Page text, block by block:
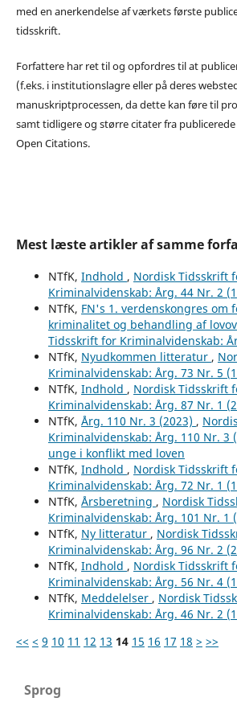
med en anerkendelse af værkets første
tidsskrift.
Forfattere har ret til og opfordres til at
(f.eks. i institutionslagre eller på deres
manuskriptprocessen, da dette kan føre til
samt tidligere og større citater fra
Open Citations.
Mest læste artikler af samme
NTfK, Indhold , Nordisk Tidsskrift
Kriminalvidenskab: Årg. 44 Nr. 2
NTfK, FN's 1. verdenskongres om
kriminalitet og behandling af
Tidsskrift for Kriminalvidenskab:
NTfK, Nyudkommen litteratur ,
Kriminalvidenskab: Årg. 73 Nr. 5
NTfK, Indhold , Nordisk Tidsskrift
Kriminalvidenskab: Årg. 87 Nr. 1
NTfK, Årg. 110 Nr. 3 (2023) ,
Kriminalvidenskab: Årg. 110 Nr. 3
unge i konflikt med loven
NTfK, Indhold , Nordisk Tidsskrift
Kriminalvidenskab: Årg. 72 Nr. 1
NTfK, Årsberetning , Nordisk
Kriminalvidenskab: Årg. 101 Nr. 1
NTfK, Ny litteratur , Nordisk
Kriminalvidenskab: Årg. 96 Nr. 2
NTfK, Indhold , Nordisk Tidsskrift
Kriminalvidenskab: Årg. 56 Nr. 4
NTfK, Meddelelser , Nordisk
Kriminalvidenskab: Årg. 46 Nr. 2
<< < 9 10 11 12 13 14 15 16 17 18 > >>
Sprog